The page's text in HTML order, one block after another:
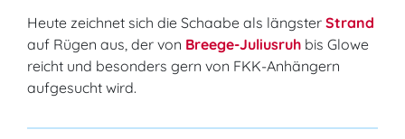
Heute zeichnet sich die Schaabe als längster Strand
auf Rügen aus, der von Breege-Juliusruh bis Glowe
reicht und besonders gern von FKK-Anhängern
aufgesucht wird.